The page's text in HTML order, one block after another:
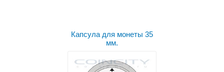
Капсула для монеты 35
мм.